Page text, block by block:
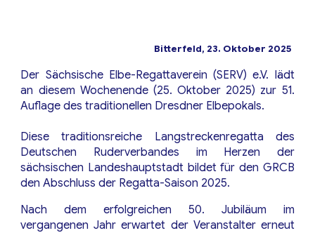
Bitterfeld, 23. Oktober 2025
Der Sächsische Elbe-Regattaverein (SERV) e.V. lädt
an diesem Wochenende (25. Oktober 2025) zur 51.
Auflage des traditionellen Dresdner Elbepokals.
Diese traditionsreiche Langstreckenregatta des
Deutschen Ruderverbandes im Herzen der
sächsischen Landeshauptstadt bildet für den GRCB
den Abschluss der Regatta-Saison 2025.
Nach dem erfolgreichen 50. Jubiläum im
vergangenen Jahr erwartet der Veranstalter erneut